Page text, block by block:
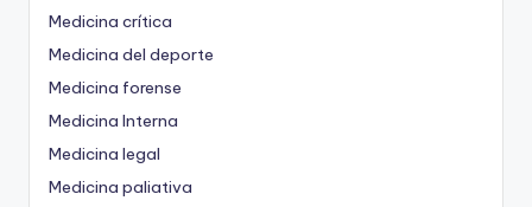
Medicina crítica
Medicina del deporte
Medicina forense
Medicina Interna
Medicina legal
Medicina paliativa